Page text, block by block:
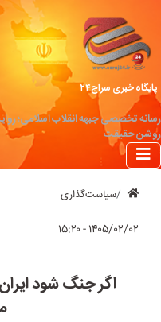
پایگاه خبری سراج۲۴
رسانه تخصصی جبهه انقلاب اسلامی؛
روشن حقیقت
سیاست‌گذاری
۱۴۰۵/۰۲/۰۲ - ۱۵:۲۰
اگر جنگ شود